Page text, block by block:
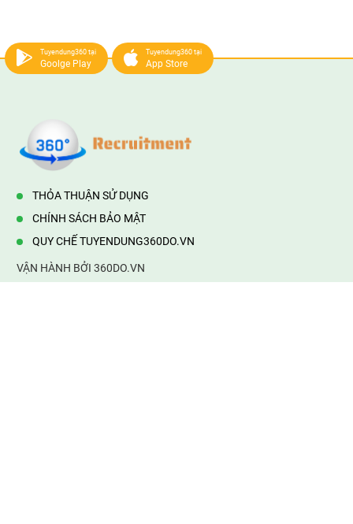
Tuyendung360 tại
Goolge Play
Tuyendung360 tại
App Store
THỎA THUẬN SỬ DỤNG
CHÍNH SÁCH BẢO MẬT
QUY CHẾ TUYENDUNG360DO.VN
VẬN HÀNH BỞI 360DO.VN